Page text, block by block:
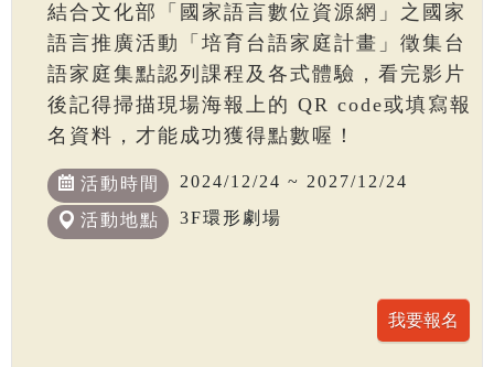
結合文化部「國家語言數位資源網」之國家
語言推廣活動「培育台語家庭計畫」徵集台
語家庭集點認列課程及各式體驗，看完影片
後記得掃描現場海報上的 QR code或填寫報
名資料，才能成功獲得點數喔！
活動時間 2024/12/24 ~ 2027/12/24
活動地點 3F環形劇場